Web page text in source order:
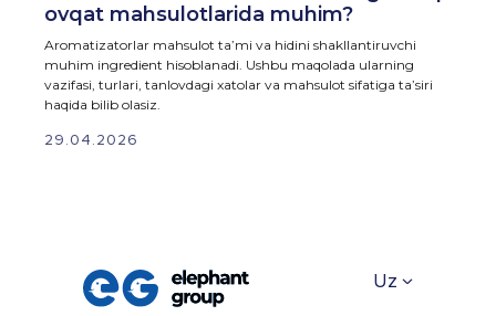
ovqat mahsulotlarida muhim?
Aromatizatorlar mahsulot ta’mi va hidini shakllantiruvchi
muhim ingredient hisoblanadi. Ushbu maqolada ularning
vazifasi, turlari, tanlovdagi xatolar va mahsulot sifatiga ta’siri
haqida bilib olasiz.
29.04.2026
Uz